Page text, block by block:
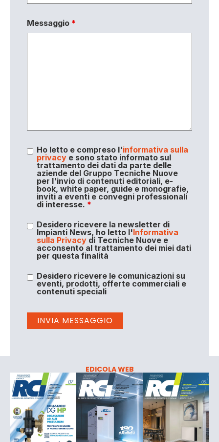
Messaggio *
Ho letto e compreso l'informativa sulla
privacye sono stato informato sul
trattamento dei dati da parte delle
aziende del Gruppo Tecniche Nuove
per l'invio di contenuti editoriali, e-
book, white paper, guide e monografie,
inviti a eventi e convegni professionali
di interesse. *
Desidero ricevere la newsletter di
Impianti News, ho letto l'Informativa
sulla Privacydi Tecniche Nuove e
acconsento al trattamento dei miei dati
per questa finalità
Desidero ricevere le comunicazioni su
eventi, prodotti, offerte commerciali e
contenuti speciali
EDICOLA WEB